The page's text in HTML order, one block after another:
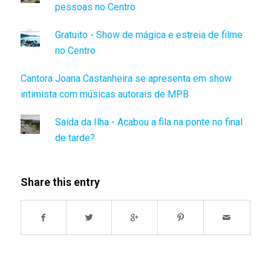
pessoas no Centro
Gratuito - Show de mágica e estreia de filme
no Centro
Cantora Joana Castanheira se apresenta em show
intimista com músicas autorais de MPB
Saída da Ilha - Acabou a fila na ponte no final
de tarde?
Share this entry